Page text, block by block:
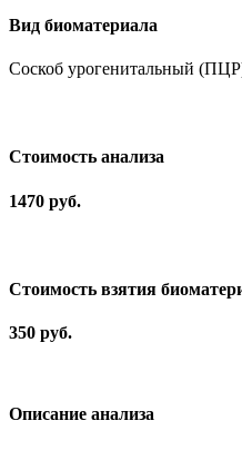
Вид биоматериала
Соскоб урогенитальный
Cтоимость анализа
1470 руб.
Стоимость взятия
350 руб.
Описание анализа